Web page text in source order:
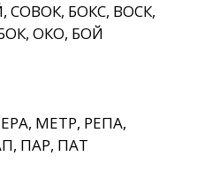
СОВОК, БОКС, ВОСК,
ОКО, БОЙ
МЕТР, РЕПА,
ПАР, ПАТ